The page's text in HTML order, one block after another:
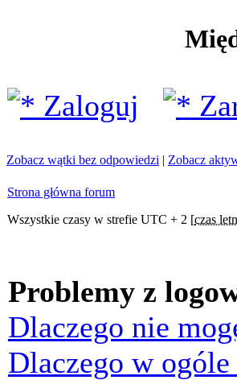
Zaloguj
Zobacz wątki bez odpowiedzi | Zobacz
Strona główna forum
Wszystkie czasy w strefie UTC + 2 [czas
Problemy z
Dlaczego nie
Dlaczego w